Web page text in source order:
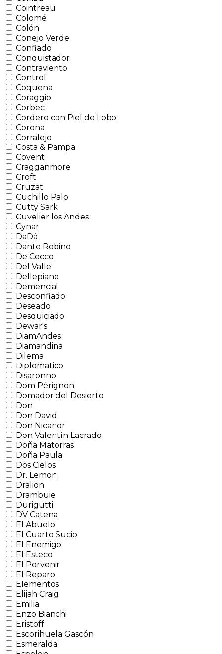
Cointreau
Colomé
Colón
Conejo Verde
Confiado
Conquistador
Contraviento
Control
Coquena
Coraggio
Corbec
Cordero con Piel de Lobo
Corona
Corralejo
Costa & Pampa
Covent
Cragganmore
Croft
Cruzat
Cuchillo Palo
Cutty Sark
Cuvelier los Andes
Cynar
DaDá
Dante Robino
De Cecco
Del Valle
Dellepiane
Demencial
Desconfiado
Deseado
Desquiciado
Dewar's
DiamAndes
Diamandina
Dilema
Diplomatico
Disaronno
Dom Pérignon
Domador del Desierto
Don
Don David
Don Nicanor
Don Valentín Lacrado
Doña Matorras
Doña Paula
Dos Cielos
Dr. Lemon
Dralion
Drambuie
Durigutti
DV Catena
El Abuelo
El Cuarto Sucio
El Enemigo
El Esteco
El Porvenir
El Reparo
Elementos
Elijah Craig
Emilia
Enzo Bianchi
Eristoff
Escorihuela Gascón
Esmeralda